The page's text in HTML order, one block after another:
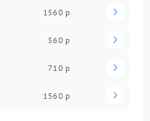
1560 р
560 р
710 р
1560 р